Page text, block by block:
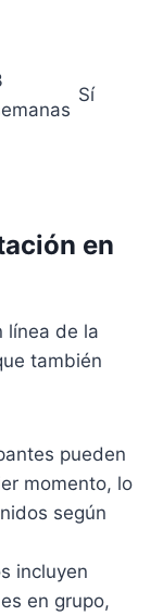
Sí
en
línea de la
también
pueden
momento, lo
según
incluyen
en grupo,